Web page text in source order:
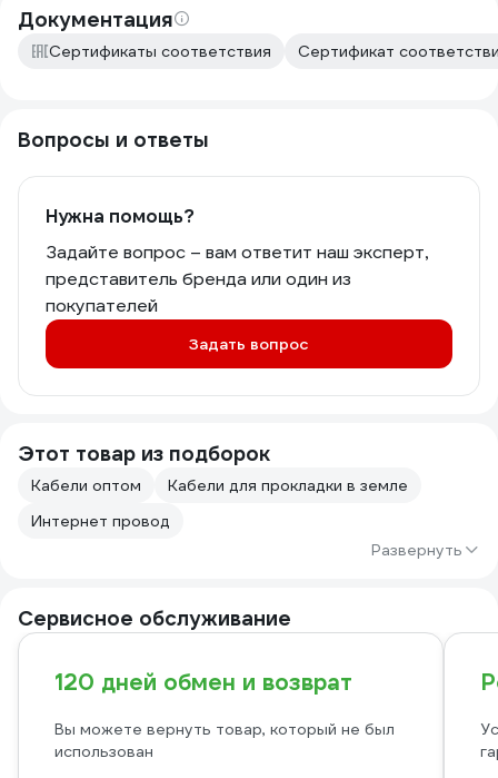
Документация
Сертификаты соответствия Сертификат
Вопросы и ответы
Нужна помощь?
Задайте вопрос – вам ответит наш эксперт,
представитель бренда или один из
покупателей
Задать вопрос
Этот товар из подборок
Кабели оптом
Кабели для прокладки в земле
Интернет провод
Развернуть
Сервисное обслуживание
120 дней обмен и возврат
Вы можете вернуть товар, который не был
использован